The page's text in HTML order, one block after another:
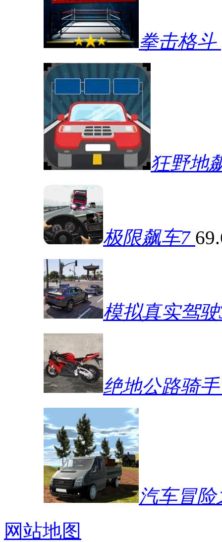
拳击格斗
狂野地
极限飙车7
模拟真实驾
绝地公路骑手
汽车冒险
网站地图